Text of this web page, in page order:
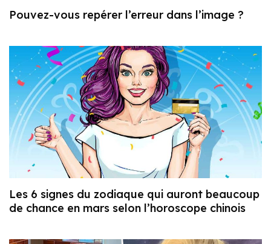
Pouvez-vous repérer l’erreur dans l’image ?
Les 6 signes du zodiaque qui auront beaucoup
de chance en mars selon l’horoscope chinois